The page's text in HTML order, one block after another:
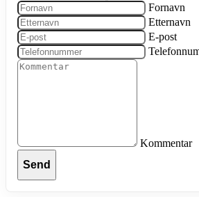
Fornavn
Etternavn
E-post
Kommentar
Send